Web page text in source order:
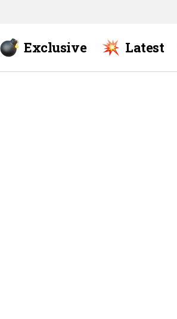
Exclusive Latest